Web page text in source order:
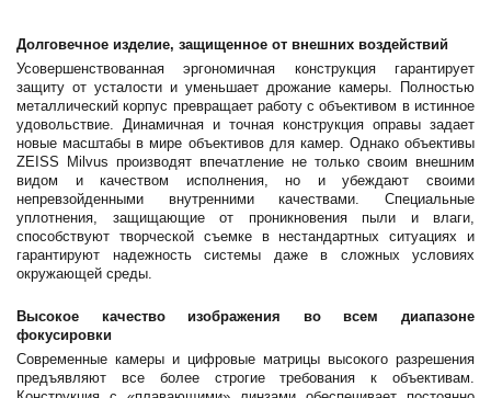
Долговечное изделие, защищенное от внешних воздействий
Усовершенствованная эргономичная конструкция гарантирует
защиту от усталости и уменьшает дрожание камеры. Полностью
металлический корпус превращает работу с объективом в истинное
удовольствие. Динамичная и точная конструкция оправы задает
новые масштабы в мире объективов для камер. Однако объективы
ZEISS Milvus производят впечатление не только своим внешним
видом и качеством исполнения, но и убеждают своими
непревзойденными внутренними качествами. Специальные
уплотнения, защищающие от проникновения пыли и влаги,
способствуют творческой съемке в нестандартных ситуациях и
гарантируют надежность системы даже в сложных условиях
окружающей среды.
Высокое качество изображения во всем диапазоне
фокусировки
Современные камеры и цифровые матрицы высокого разрешения
предъявляют все более строгие требования к объективам.